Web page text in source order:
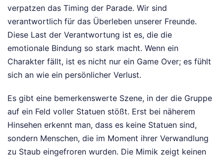
verpatzen das Timing der Parade. Wir sind
verantwortlich für das Überleben unserer Freunde.
Diese Last der Verantwortung ist es, die die
emotionale Bindung so stark macht. Wenn ein
Charakter fällt, ist es nicht nur ein Game Over; es fühlt
sich an wie ein persönlicher Verlust.
Es gibt eine bemerkenswerte Szene, in der die Gruppe
auf ein Feld voller Statuen stößt. Erst bei näherem
Hinsehen erkennt man, dass es keine Statuen sind,
sondern Menschen, die im Moment ihrer Verwandlung
zu Staub eingefroren wurden. Die Mimik zeigt keinen